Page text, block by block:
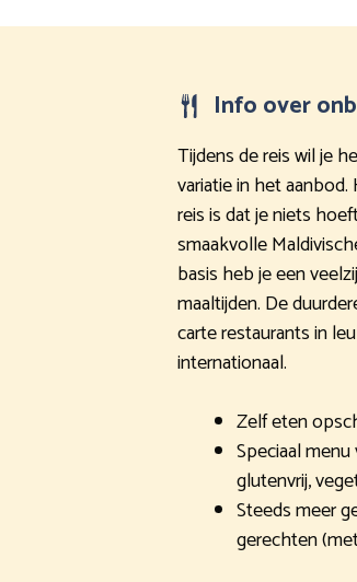
Info over
Tijdens de reis wil je
variatie in het
reis is dat je niets
smaakvolle
basis heb je een
maaltijden. De
carte restaurants in
internationaal.
Zelf eten
Speciaal
glutenvrij,
Steeds meer
gerechten